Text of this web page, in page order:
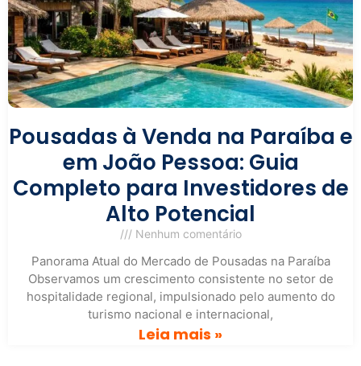
Pousadas à Venda na Paraíba e
em João Pessoa: Guia
Completo para Investidores de
Alto Potencial
Nenhum comentário
Panorama Atual do Mercado de Pousadas na Paraíba
Observamos um crescimento consistente no setor de
hospitalidade regional, impulsionado pelo aumento do
turismo nacional e internacional,
Leia mais »